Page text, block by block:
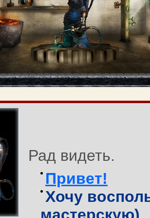
Рад видеть.
Привет!
Хочу